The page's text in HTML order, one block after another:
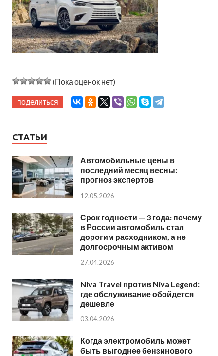
(Пока оценок нет)
поделиться
СТАТЬИ
Автомобильные цены в
последний месяц весны:
прогноз экспертов
12.05.2026
Срок годности — 3 года: почему
в России автомобиль стал
дорогим расходником, а не
долгосрочным активом
27.04.2026
Niva Travel против Niva Legend:
где обслуживание обойдется
дешевле
03.04.2026
Когда электромобиль может
быть выгоднее бензинового